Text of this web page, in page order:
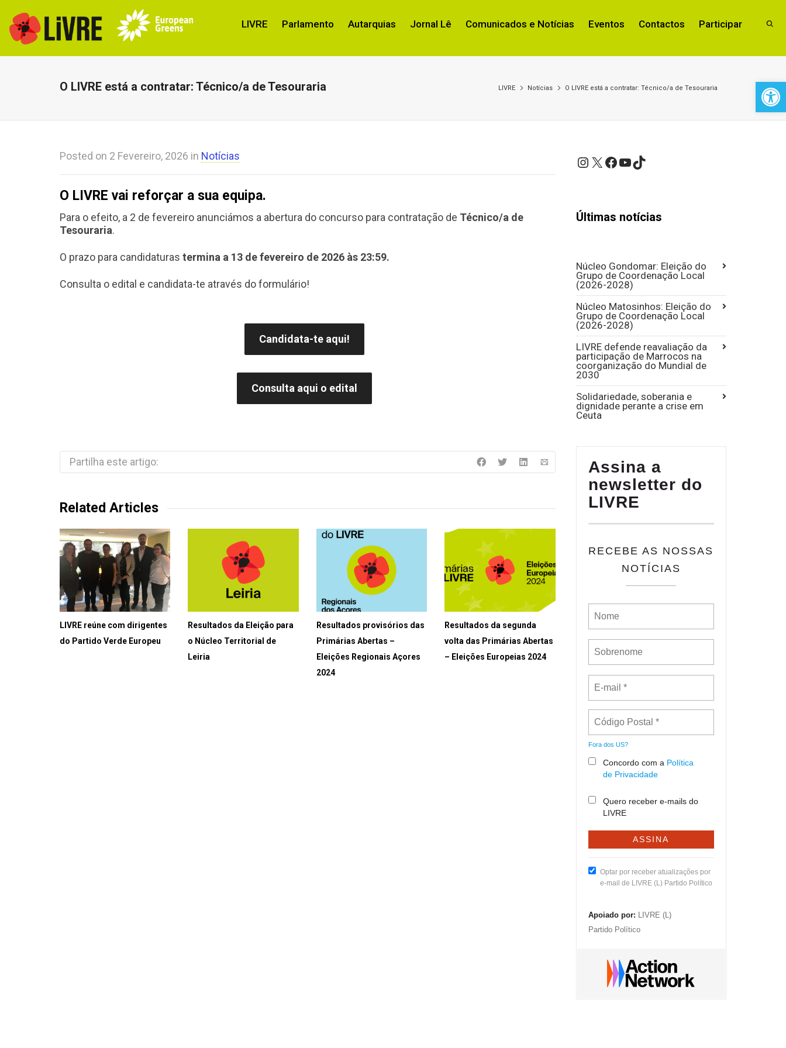
LIVRE Parlamento Autarquias Jornal Lê Comunicados e Notícias Eventos Contactos Participar
O LIVRE está a contratar: Técnico/a de Tesouraria LIVRE Notícias O LIVRE está a contratar: Técnico/a de Tesouraria
Posted on 2 Fevereiro, 2026 in Notícias
O LIVRE vai reforçar a sua equipa.
Para o efeito, a 2 de fevereiro anunciámos a abertura do concurso para contratação de Técnico/a de
Tesouraria.
O prazo para candidaturas termina a 13 de fevereiro de 2026 às 23:59.
Consulta o edital e candidata-te através do formulário!
Candidata-te aqui!
Consulta aqui o edital
Partilha este artigo:
Related Articles
LIVRE reúne com dirigentes
do Partido Verde Europeu
Resultados da Eleição para
o Núcleo Territorial de
Leiria
Resultados provisórios das
Primárias Abertas –
Eleições Regionais Açores
2024
Resultados da segunda
volta das Primárias Abertas
– Eleições Europeias 2024
Instagram
X Facebook
YouTube
TikTok
Últimas notícias
Núcleo Gondomar: Eleição do
Grupo de Coordenação Local
(2026-2028)
Núcleo Matosinhos: Eleição do
Grupo de Coordenação Local
(2026-2028)
LIVRE defende reavaliação da
participação de Marrocos na
coorganização do Mundial de
2030
Solidariedade, soberania e
dignidade perante a crise em
Ceuta
Assina a
newsletter do
LIVRE
RECEBE AS NOSSAS
NOTÍCIAS
Fora dos US?
Concordo com a Política
de Privacidade
Quero receber e-mails do
LIVRE
Optar por receber atualizações por
e-mail de LIVRE (L) Partido Político
Apoiado por: LIVRE (L)
Partido Político